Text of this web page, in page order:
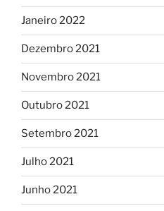
Janeiro 2022
Dezembro 2021
Novembro 2021
Outubro 2021
Setembro 2021
Julho 2021
Junho 2021